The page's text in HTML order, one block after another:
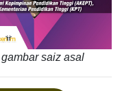
saiz asal